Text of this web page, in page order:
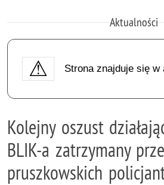
Aktualności
Strona znajduje się w
Kolejny oszust
BLIK-a zatrzymany
pruszkowskich